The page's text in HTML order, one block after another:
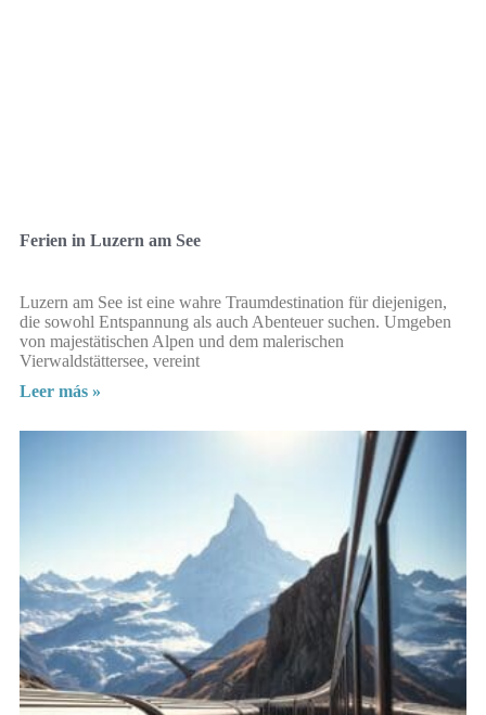
Ferien in Luzern am See
Luzern am See ist eine wahre Traumdestination für diejenigen,
die sowohl Entspannung als auch Abenteuer suchen. Umgeben
von majestätischen Alpen und dem malerischen
Vierwaldstättersee, vereint
Leer más »